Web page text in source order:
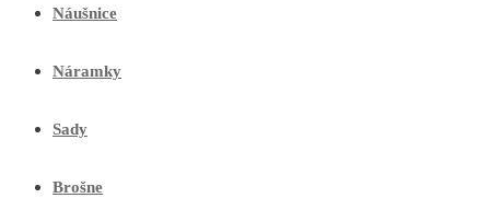
Náušnice
Náramky
Sady
Brošne